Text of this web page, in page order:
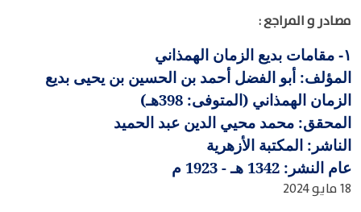
مصادر و المراجع :
١-
مقامات بديع الزمان الهمذاني
المؤلف: أبو الفضل أحمد بن الحسين بن يحيى بديع
الزمان الهمذاني (المتوفى: 398هـ)
المحقق: محمد محيي الدين عبد الحميد
الناشر: المكتبة الأزهرية
عام النشر: 1342 هـ - 1923 م
18 مايو 2024